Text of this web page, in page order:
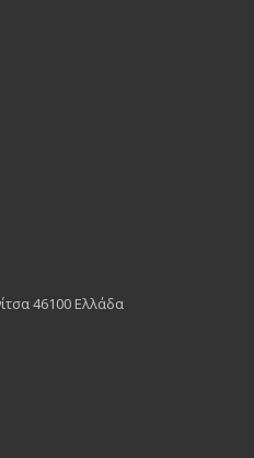
46100 Ελλάδα